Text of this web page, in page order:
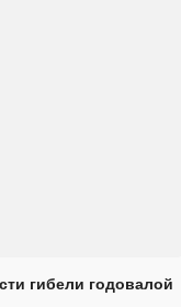
гибели годовалой